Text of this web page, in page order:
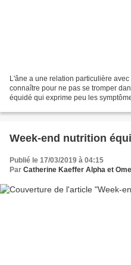
L'âne a une relation particulière
connaître pour ne pas se tromper
équidé qui exprime peu les
Week-end nutrition
Publié le 17/03/2019 à 04:15
Par Catherine Kaeffer Alpha et